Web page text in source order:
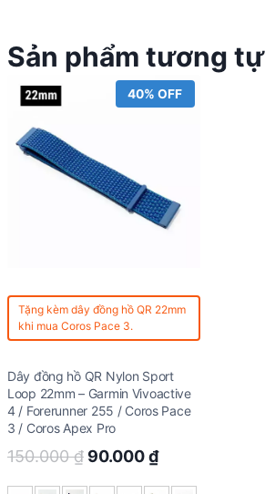
Sản phẩm tương tự
40% OFF
Tặng kèm dây đồng hồ QR 22mm
khi mua Coros Pace 3.
Dây đồng hồ QR Nylon Sport
Loop 22mm – Garmin Vivoactive
4 / Forerunner 255 / Coros Pace
3 / Coros Apex Pro
150.000₫ Original
90.000₫Current